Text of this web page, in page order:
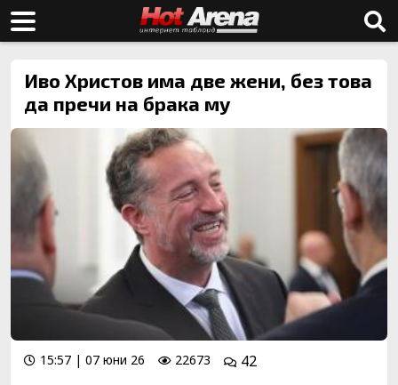
Иво Христов има две жени, без това
да пречи на брака му
15:57 | 07 юни 26 22673
42